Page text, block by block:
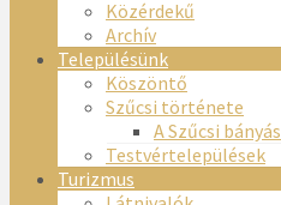
Közérdekű
Archív
Településünk
Köszöntő
Szűcsi története
A Szűcsi
Testvértelepülések
Turizmus